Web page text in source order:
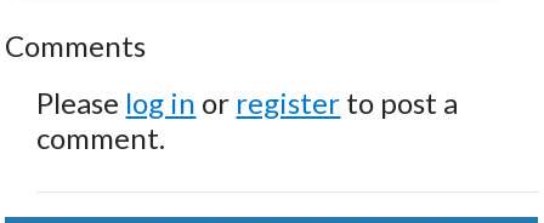
Comments
Please log in or register to post a
comment.